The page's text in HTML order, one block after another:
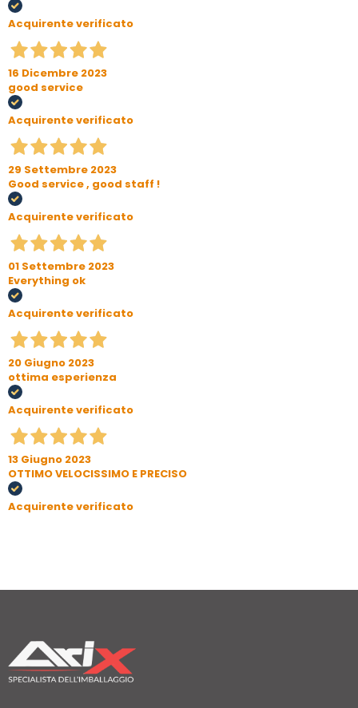
Acquirente verificato
16 Dicembre 2023
good service
Acquirente verificato
29 Settembre 2023
Good service , good staff !
Acquirente verificato
01 Settembre 2023
Everything ok
Acquirente verificato
20 Giugno 2023
ottima esperienza
Acquirente verificato
13 Giugno 2023
OTTIMO VELOCISSIMO E PRECISO
Acquirente verificato